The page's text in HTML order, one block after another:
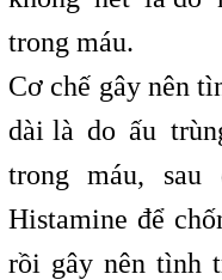
trong máu.
Cơ chế gây nên
dài là do ấu
trong máu,
Histamine để
rồi gây nên tình